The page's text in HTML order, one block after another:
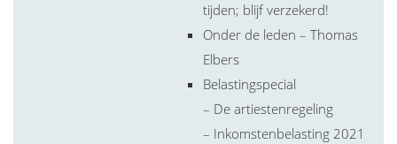
tijden; blijf verzekerd!
Onder de leden – Thomas
Elbers
Belastingspecial
– De artiestenregeling
– Inkomstenbelasting 2021